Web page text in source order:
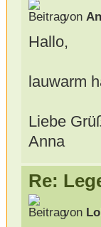
von
Hallo,
lauwarm
Liebe
Anna
Re:
von